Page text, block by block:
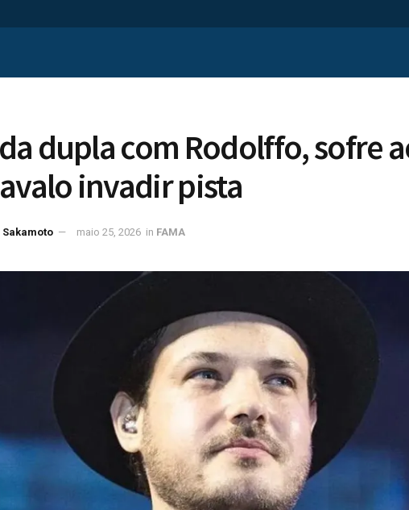
dupla com Rodolffo, sofre
invadir pista
maio 25, 2026 in FAMA